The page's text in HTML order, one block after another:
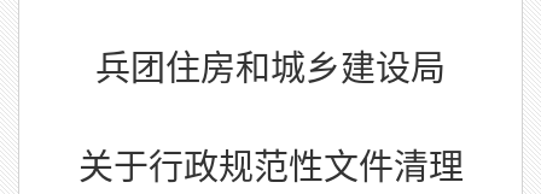
兵团住房和城乡建设局
关于行政规范性文件清理